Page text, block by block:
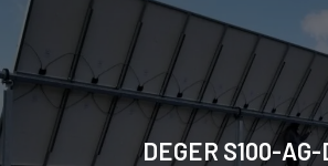
DEGER S100-AG-